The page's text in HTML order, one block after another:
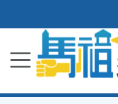
內
容